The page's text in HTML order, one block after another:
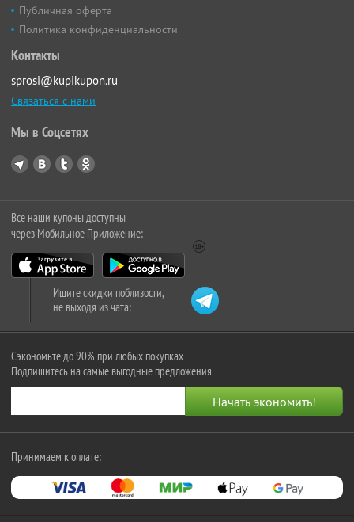
Публичная оферта
Политика конфиденциальности
Контакты
sprosi@kupikupon.ru
Связаться с нами
Мы в Соцсетях
Все наши купоны доступны
через Мобильное Приложение:
Ищите скидки поблизости,
не выходя из чата:
Сэкономьте до 90% при любых покупках
Подпишитесь на самые выгодные предложения
Принимаем к оплате: